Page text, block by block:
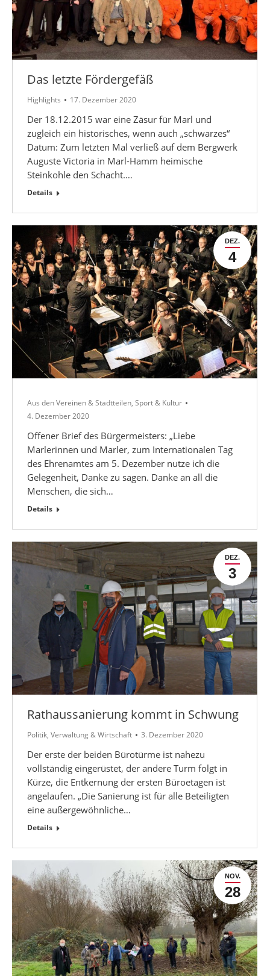
Das letzte Fördergefäß
Highlights 17. Dezember 2020
Der 18.12.2015 war eine Zäsur für Marl und
zugleich ein historisches, wenn auch „schwarzes“
Datum: Zum letzten Mal verließ auf dem Bergwerk
Auguste Victoria in Marl-Hamm heimische
Steinkohle den Schacht.…
Details
DEZ.
4
Aus den Vereinen & Stadtteilen, Sport & Kultur
4. Dezember 2020
Offener Brief des Bürgermeisters: „Liebe
Marlerinnen und Marler, zum Internationalen Tag
des Ehrenamtes am 5. Dezember nutze ich die
Gelegenheit, Danke zu sagen. Danke an all die
Menschen, die sich…
Details
DEZ.
3
Rathaussanierung kommt in Schwung
Politik, Verwaltung & Wirtschaft 3. Dezember 2020
Der erste der beiden Bürotürme ist nahezu
vollständig eingerüstet, der andere Turm folgt in
Kürze, die Entkernung der ersten Büroetagen ist
angelaufen. „Die Sanierung ist für alle Beteiligten
eine außergewöhnliche…
Details
NOV.
28